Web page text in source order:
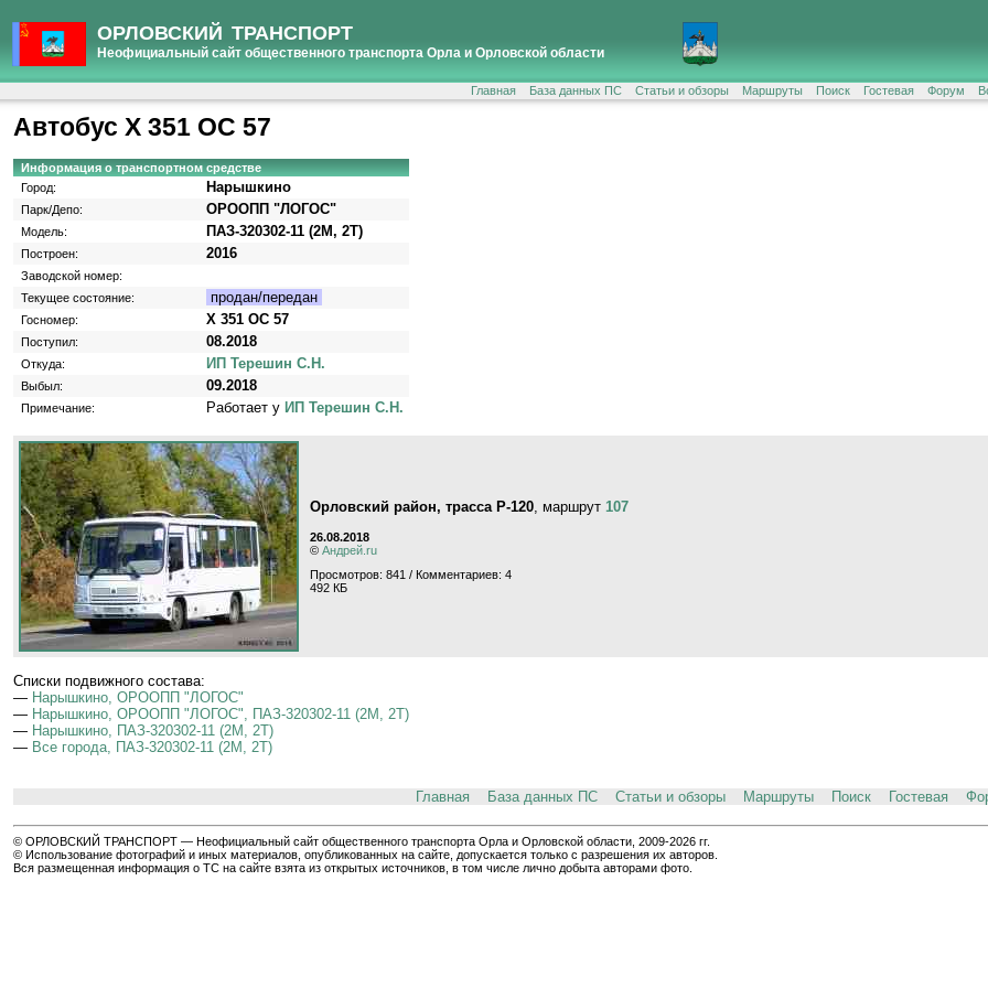
ОРЛОВСКИЙ ТРАНСПОРТ
Неофициальный сайт общественного транспорта Орла и Орловской области
Главная База данных ПС Статьи и обзоры Маршруты Поиск Гостевая Форум
Автобус Х 351 ОС 57
Информация о транспортном средстве
Город:
Нарышкино
Парк/Депо: ОРООПП "ЛОГОС"
Модель: ПАЗ-320302-11 (2M, 2T)
Построен: 2016
Заводской номер:
Текущее состояние:
продан/передан
Госномер: Х 351 ОС 57
Поступил: 08.2018
Откуда: ИП Терешин С.Н.
Выбыл: 09.2018
Примечание: Работает у ИП Терешин С.Н.
Орловский район, трасса Р-120, маршрут 107
26.08.2018
© Андрей.ru
Просмотров: 841 / Комментариев: 4
492 КБ
Cписки подвижного состава:
— Нарышкино, ОРООПП "ЛОГОС"
— Нарышкино, ОРООПП "ЛОГОС", ПАЗ-320302-11 (2M, 2T)
— Нарышкино, ПАЗ-320302-11 (2M, 2T)
— Все города, ПАЗ-320302-11 (2M, 2T)
Главная База данных ПС Статьи и обзоры Маршруты Поиск Гостевая
© ОРЛОВСКИЙ ТРАНСПОРТ — Неофициальный сайт общественного транспорта Орла и Орловской области, 2009-2026 гг.
© Использование фотографий и иных материалов, опубликованных на сайте, допускается только с разрешения их авторов.
Вся размещенная информация о ТС на сайте взята из открытых источников, в том числе лично добыта авторами фото.